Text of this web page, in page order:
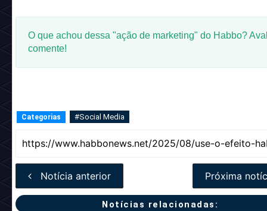
O que achou dessa "ação de marketing" do Habbo?
comente!
Categorias #Social Media
Notícia anterior Próxima
Notícias relacionadas: